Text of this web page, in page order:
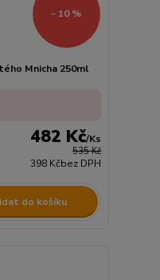
- 10 %
Mnicha 250ml
535 Kč
482 Kč/Ks
398 Kčbez DPH
do košíku